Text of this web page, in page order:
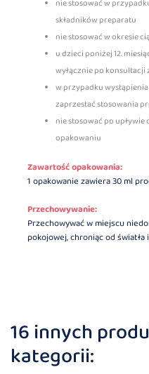
nie stosować w
składników preparatu
nie stosować w okresie
u dzieci poniżej 12.
wyłącznie po konsultacji
w przypadku
zaprzestać stosowania
nie stosować po
opakowaniu
Zawartość opakowania:
1 opakowanie zawiera 30 ml
Przechowywanie:
Przechowywać w miejscu
pokojowej, chroniąc od światła
16 innych
kategorii: